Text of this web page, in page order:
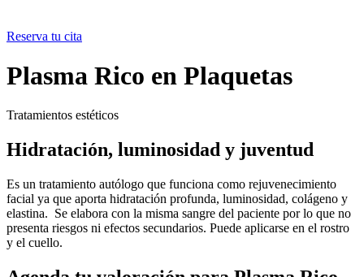
Reserva tu cita
Plasma Rico en Plaquetas
Tratamientos estéticos
Hidratación, luminosidad y juventud
Es un tratamiento autólogo que funciona como rejuvenecimiento
facial ya que aporta hidratación profunda, luminosidad, colágeno y
elastina. Se elabora con la misma sangre del paciente por lo que no
presenta riesgos ni efectos secundarios. Puede aplicarse en el rostro
y el cuello.